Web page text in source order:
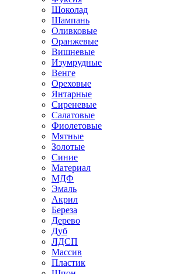
Шоколад
Шампань
Оливковые
Оранжевые
Вишневые
Изумрудные
Венге
Ореховые
Янтарные
Сиреневые
Салатовые
Фиолетовые
Мятные
Золотые
Синие
Материал
МДФ
Эмаль
Акрил
Береза
Дерево
Дуб
ЛДСП
Массив
Пластик